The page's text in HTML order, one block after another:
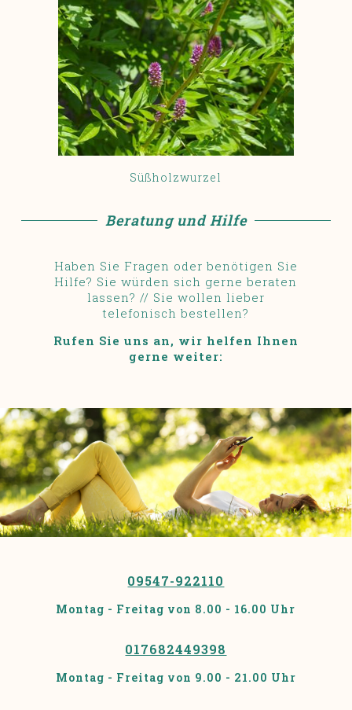
Süßholzwurzel
Beratung und Hilfe
Haben Sie Fragen oder benötigen Sie
Hilfe? Sie würden sich gerne beraten
lassen? // Sie wollen lieber
telefonisch bestellen?
Rufen Sie uns an, wir helfen Ihnen
gerne weiter:
09547-922110
Montag - Freitag von 8.00 - 16.00 Uhr
017682449398
Montag - Freitag von 9.00 - 21.00 Uhr